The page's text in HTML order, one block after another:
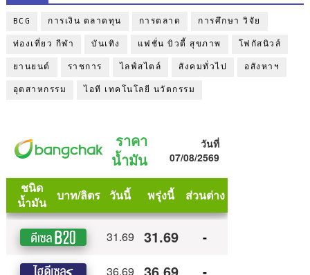
BCG การเงิน ตลาดทุน การตลาด การศึกษา วิจัย
ท่องเที่ยว กีฬา บันเทิง แฟชั่น บิวตี้ สุขภาพ โฟกัสนิวส์
ยานยนต์ ราชการ ไลฟ์สไตล์ สังคมทั่วไป อสังหาฯ
อุตสาหกรรม ไอที เทคโนโลยี นวัตกรรม